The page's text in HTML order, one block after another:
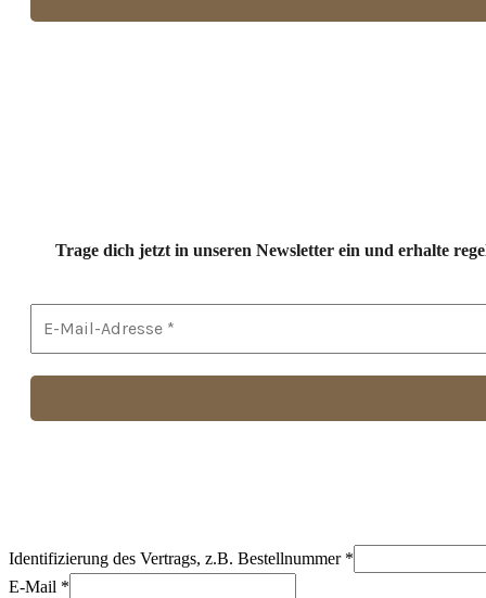
Trage dich jetzt in unseren Newsletter ein und erhalte
Identifizierung des Vertrags, z.B. Bestellnummer *
E-Mail *